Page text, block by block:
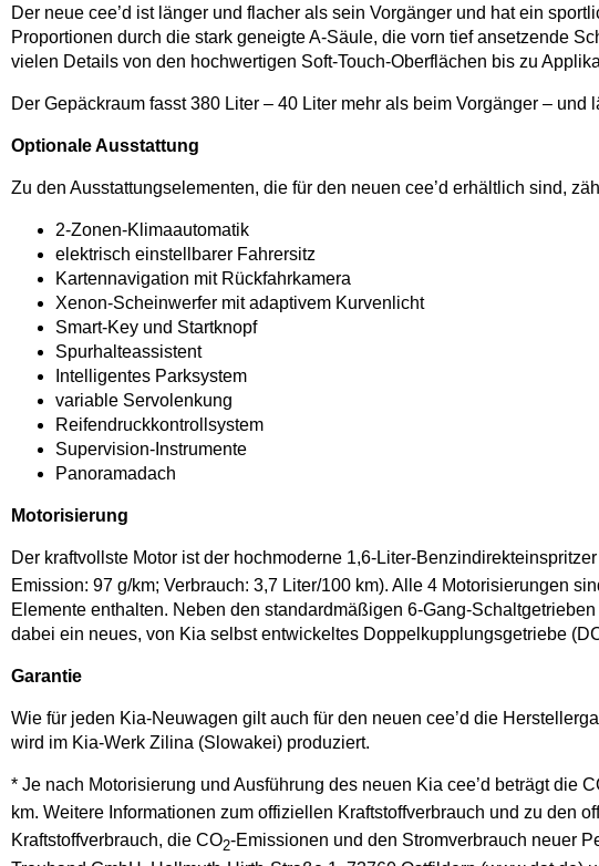
Der neue cee’d ist länger und flacher als sein Vorgänger und hat ein
Proportionen durch die stark geneigte A-Säule, die vorn tief ansetzende
vielen Details von den hochwertigen Soft-Touch-Oberflächen bis zu
Der Gepäckraum fasst 380 Liter – 40 Liter mehr als beim Vorgänger – und
Optionale Ausstattung
Zu den Ausstattungselementen, die für den neuen cee’d erhältlich sind,
2-Zonen-Klimaautomatik
elektrisch einstellbarer Fahrersitz
Kartennavigation mit Rückfahrkamera
Xenon-Scheinwerfer mit adaptivem Kurvenlicht
Smart-Key und Startknopf
Spurhalteassistent
Intelligentes Parksystem
variable Servolenkung
Reifendruckkontrollsystem
Supervision-Instrumente
Panoramadach
Motorisierung
Der kraftvollste Motor ist der hochmoderne 1,6-Liter-
Emission: 97 g/km; Verbrauch: 3,7 Liter/100 km). Alle 4 Motorisierungen
Elemente enthalten. Neben den standardmäßigen 6-Gang-
dabei ein neues, von Kia selbst entwickeltes Doppelkupplungsgetriebe
Garantie
Wie für jeden Kia-Neuwagen gilt auch für den neuen cee’d die
wird im Kia-Werk Zilina (Slowakei) produziert.
* Je nach Motorisierung und Ausführung des neuen Kia cee’d beträgt die
km. Weitere Informationen zum offiziellen Kraftstoffverbrauch und zu den
Kraftstoffverbrauch, die CO2-Emissionen und den Stromverbrauch neuer